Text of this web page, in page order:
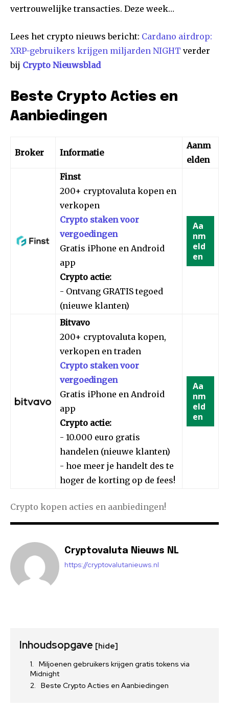
vertrouwelijke transacties. Deze week…
Lees het crypto nieuws bericht: Cardano airdrop:
XRP-gebruikers krijgen miljarden NIGHT verder
bij Crypto Nieuwsblad
Beste Crypto Acties en
Aanbiedingen
Broker Informatie
Aanm
elden
Finst
200+ cryptovaluta kopen en
verkopen
Crypto staken voor
vergoedingen
Gratis iPhone en Android
app
Crypto actie:
- Ontvang GRATIS tegoed
(nieuwe klanten)
Aa
nm
eld
en
Bitvavo
200+ cryptovaluta kopen,
verkopen en traden
Crypto staken voor
vergoedingen
Gratis iPhone en Android
app
Crypto actie:
- 10.000 euro gratis
handelen (nieuwe klanten)
- hoe meer je handelt des te
hoger de korting op de fees!
Aa
nm
eld
en
Crypto kopen acties en aanbiedingen!
Cryptovaluta Nieuws NL
https://cryptovalutanieuws.nl
Inhoudsopgave [hide]
Miljoenen gebruikers krijgen gratis tokens via
Midnight
Beste Crypto Acties en Aanbiedingen